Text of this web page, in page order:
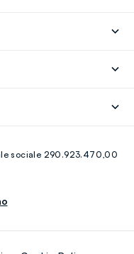
sociale 290.923.470,00